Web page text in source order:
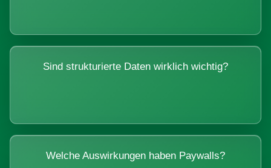
Sind strukturierte Daten wirklich wichtig?
Welche Auswirkungen haben Paywalls?